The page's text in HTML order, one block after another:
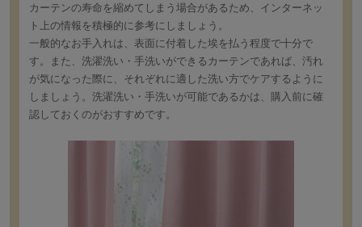
カーテンの寿命を縮めてしまう場合があるため、インターネッ
ト上の情報を積極的に参考にしましょう。
一般的なお手入れは、表面に付着した埃を払う程度で十分で
す。また、洗濯洗い・手洗いができるカーテンであれば、汚れ
が気になった際に、それぞれに適した洗い方でケアするように
しましょう。洗濯洗い・手洗いが可能であるかは、購入前に確
認しておくのがおすすめです。